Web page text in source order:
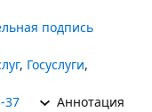
подпись
, Госуслуги,
37 Аннотация